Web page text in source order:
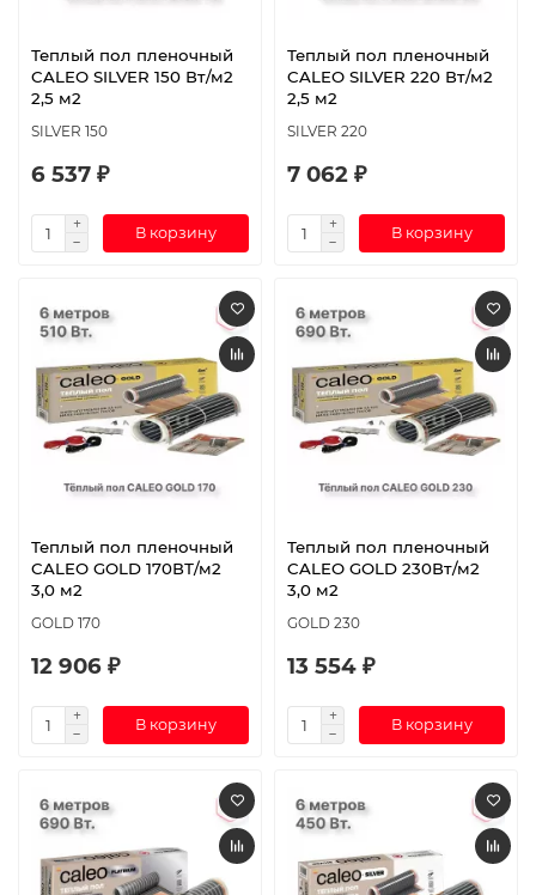
Теплый пол пленочный
CALEO SILVER 150 Вт/м2
2,5 м2
SILVER 150
6 537 ₽
В корзину
Теплый пол пленочный
CALEO SILVER 220 Вт/м2
2,5 м2
SILVER 220
7 062 ₽
В корзину
Теплый пол пленочный
CALEO GOLD 170ВТ/м2
3,0 м2
GOLD 170
12 906 ₽
В корзину
Теплый пол пленочный
CALEO GOLD 230Вт/м2
3,0 м2
GOLD 230
13 554 ₽
В корзину